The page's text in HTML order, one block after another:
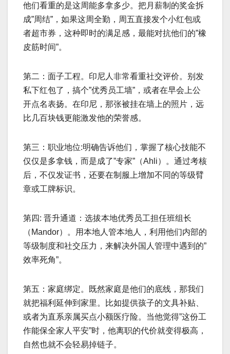
他们看重的是这周能多拿多少。把月薪制的奖金拆
成”周结”，如果这周全勤，周五直接发个小红包或
者超市券，这种即时的满足感，最能对抗他们的”橡
皮筋时间”。
第二：面子工程。印尼人非常看重社交评价。别发
私下红包了，搞个”优秀员工墙”，或者在早会上公
开点名表扬。在印尼，那张被挂在墙上的照片，远
比几百块钱更能激发他的荣誉感。
第三：职业地位:明确告诉他们，掌握了核心技能不
仅仅是多拿钱，而是成了”专家”（Ahli）。通过考核
后，不仅发证书，还要在制服上增加不同的等级臂
章或工牌标识。
第四: 晋升通道：选拔本地优秀员工担任班组长
（Mandor）。用本地人管本地人，利用他们内部的
等级制度和社交压力，来解决外国人管理中遇到的”
效率死角”。
第五：家庭绑定。既然家庭是他们的底线，那我们
就把福利延伸到家里。比如提供孩子的文具补贴、
或者为直系亲属买点小额医疗险。当他觉得”这份工
作能保全家人平安”时，他离职的代价就变得极高，
自然也就不会轻易掉链子。